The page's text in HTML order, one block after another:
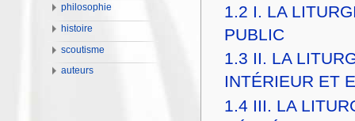
1.2 I. LA
PUBLIC
1.3 II. LA
INTÉRIEUR ET
1.4 III. LA
philosophie
histoire
scoutisme
auteurs